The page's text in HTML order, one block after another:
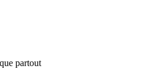
partout